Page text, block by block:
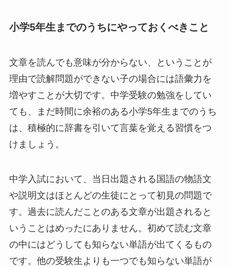
小学5年生までのうちにやっておくべきこと
文章を読んでも意味が分からない、ということが
理由で読解問題ができない子の場合には語彙力を
増やすことが大切です。中学受験の勉強をしてい
ても、まだ時間に余裕のある小学5年生までのうち
は、積極的に辞書を引いて言葉を覚える習慣をつ
けましょう。
中学入試において、当日出題される国語の物語文
や説明文はほとんどの生徒にとって初見の問題で
す。過去に読んだことのある文章が出題されると
いうことはめったにありません。初めて読む文章
の中にはどうしても知らない単語が出てくるもの
です。他の受験生よりも一つでも知らない単語が